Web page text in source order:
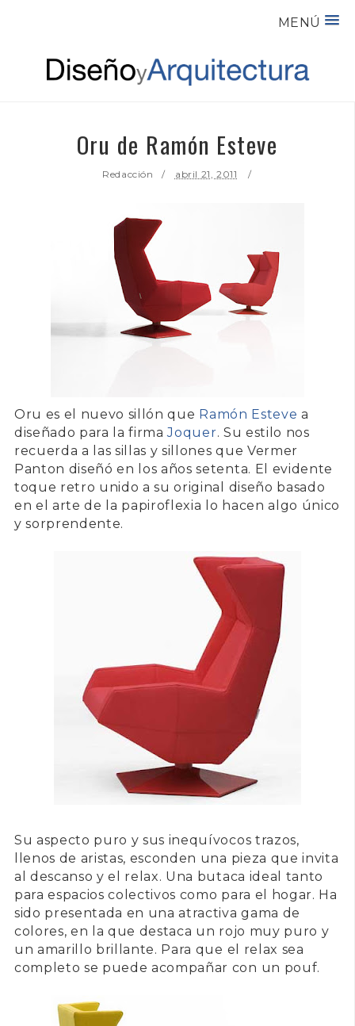
MENÚ
Oru de Ramón Esteve
Redacción abril 21, 2011
Oru es el nuevo sillón que Ramón Esteve a
diseñado para la firmaJoquer. Su estilo nos
recuerda a las sillas y sillones que Vermer
Panton diseñó en los años setenta. El evidente
toque retro unido a su original diseño basado
en el arte de la papiroflexia lo hacen algo único
y sorprendente.
Su aspecto puro y sus inequívocos trazos,
llenos de aristas, esconden una pieza que invita
al descanso y el relax. Una butaca ideal tanto
para espacios colectivos como para el hogar. Ha
sido presentada en una atractiva gama de
colores, en la que destaca un rojo muy puro y
un amarillo brillante. Para que el relax sea
completo se puede acompañar con un pouf.